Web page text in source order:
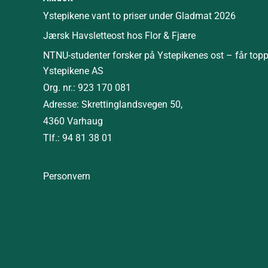
Ystepikene vant to priser under Gladmat 2026
Jærsk Havsletteost hos Flor & Fjære
NTNU-studenter forsker på Ystepikenes ost – får
Ystepikene AS
Org. nr.: 923 170 081
Adresse: Skrettinglandsvegen 50,
4360 Varhaug
Tlf.: 94 81 38 01
Personvern